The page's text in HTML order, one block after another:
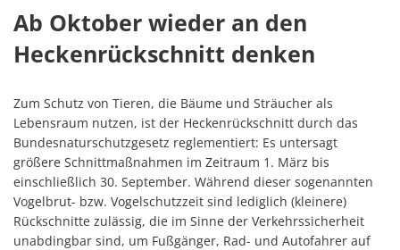
Ab Oktober wieder an den
Heckenrückschnitt denken
Zum Schutz von Tieren, die Bäume und Sträucher als
Lebensraum nutzen, ist der Heckenrückschnitt durch das
Bundesnaturschutzgesetz reglementiert: Es untersagt
größere Schnittmaßnahmen im Zeitraum 1. März bis
einschließlich 30. September. Während dieser sogenannten
Vogelbrut- bzw. Vogelschutzzeit sind lediglich (kleinere)
Rückschnitte zulässig, die im Sinne der Verkehrssicherheit
unabdingbar sind, um Fußgänger, Rad- und Autofahrer auf